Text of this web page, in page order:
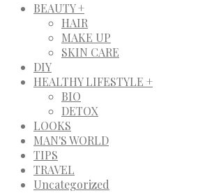
BEAUTY +
HAIR
MAKE UP
SKIN CARE
DIY
HEALTHY LIFESTYLE +
BIO
DETOX
LOOKS
MAN'S WORLD
TIPS
TRAVEL
Uncategorized